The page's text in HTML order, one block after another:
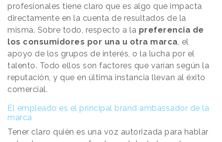
profesionales tiene claro que es algo que impacta
directamente en la cuenta de resultados de la
misma. Sobre todo, respecto a la preferencia de
los consumidores por una u otra marca, el
apoyo de los grupos de interés, o la lucha por el
talento. Todo ellos son factores que varían según la
reputación, y que en última instancia llevan al éxito
comercial.
El empleado es el principal brand ambassador de la
marca
Tener claro quién es una voz autorizada para hablar